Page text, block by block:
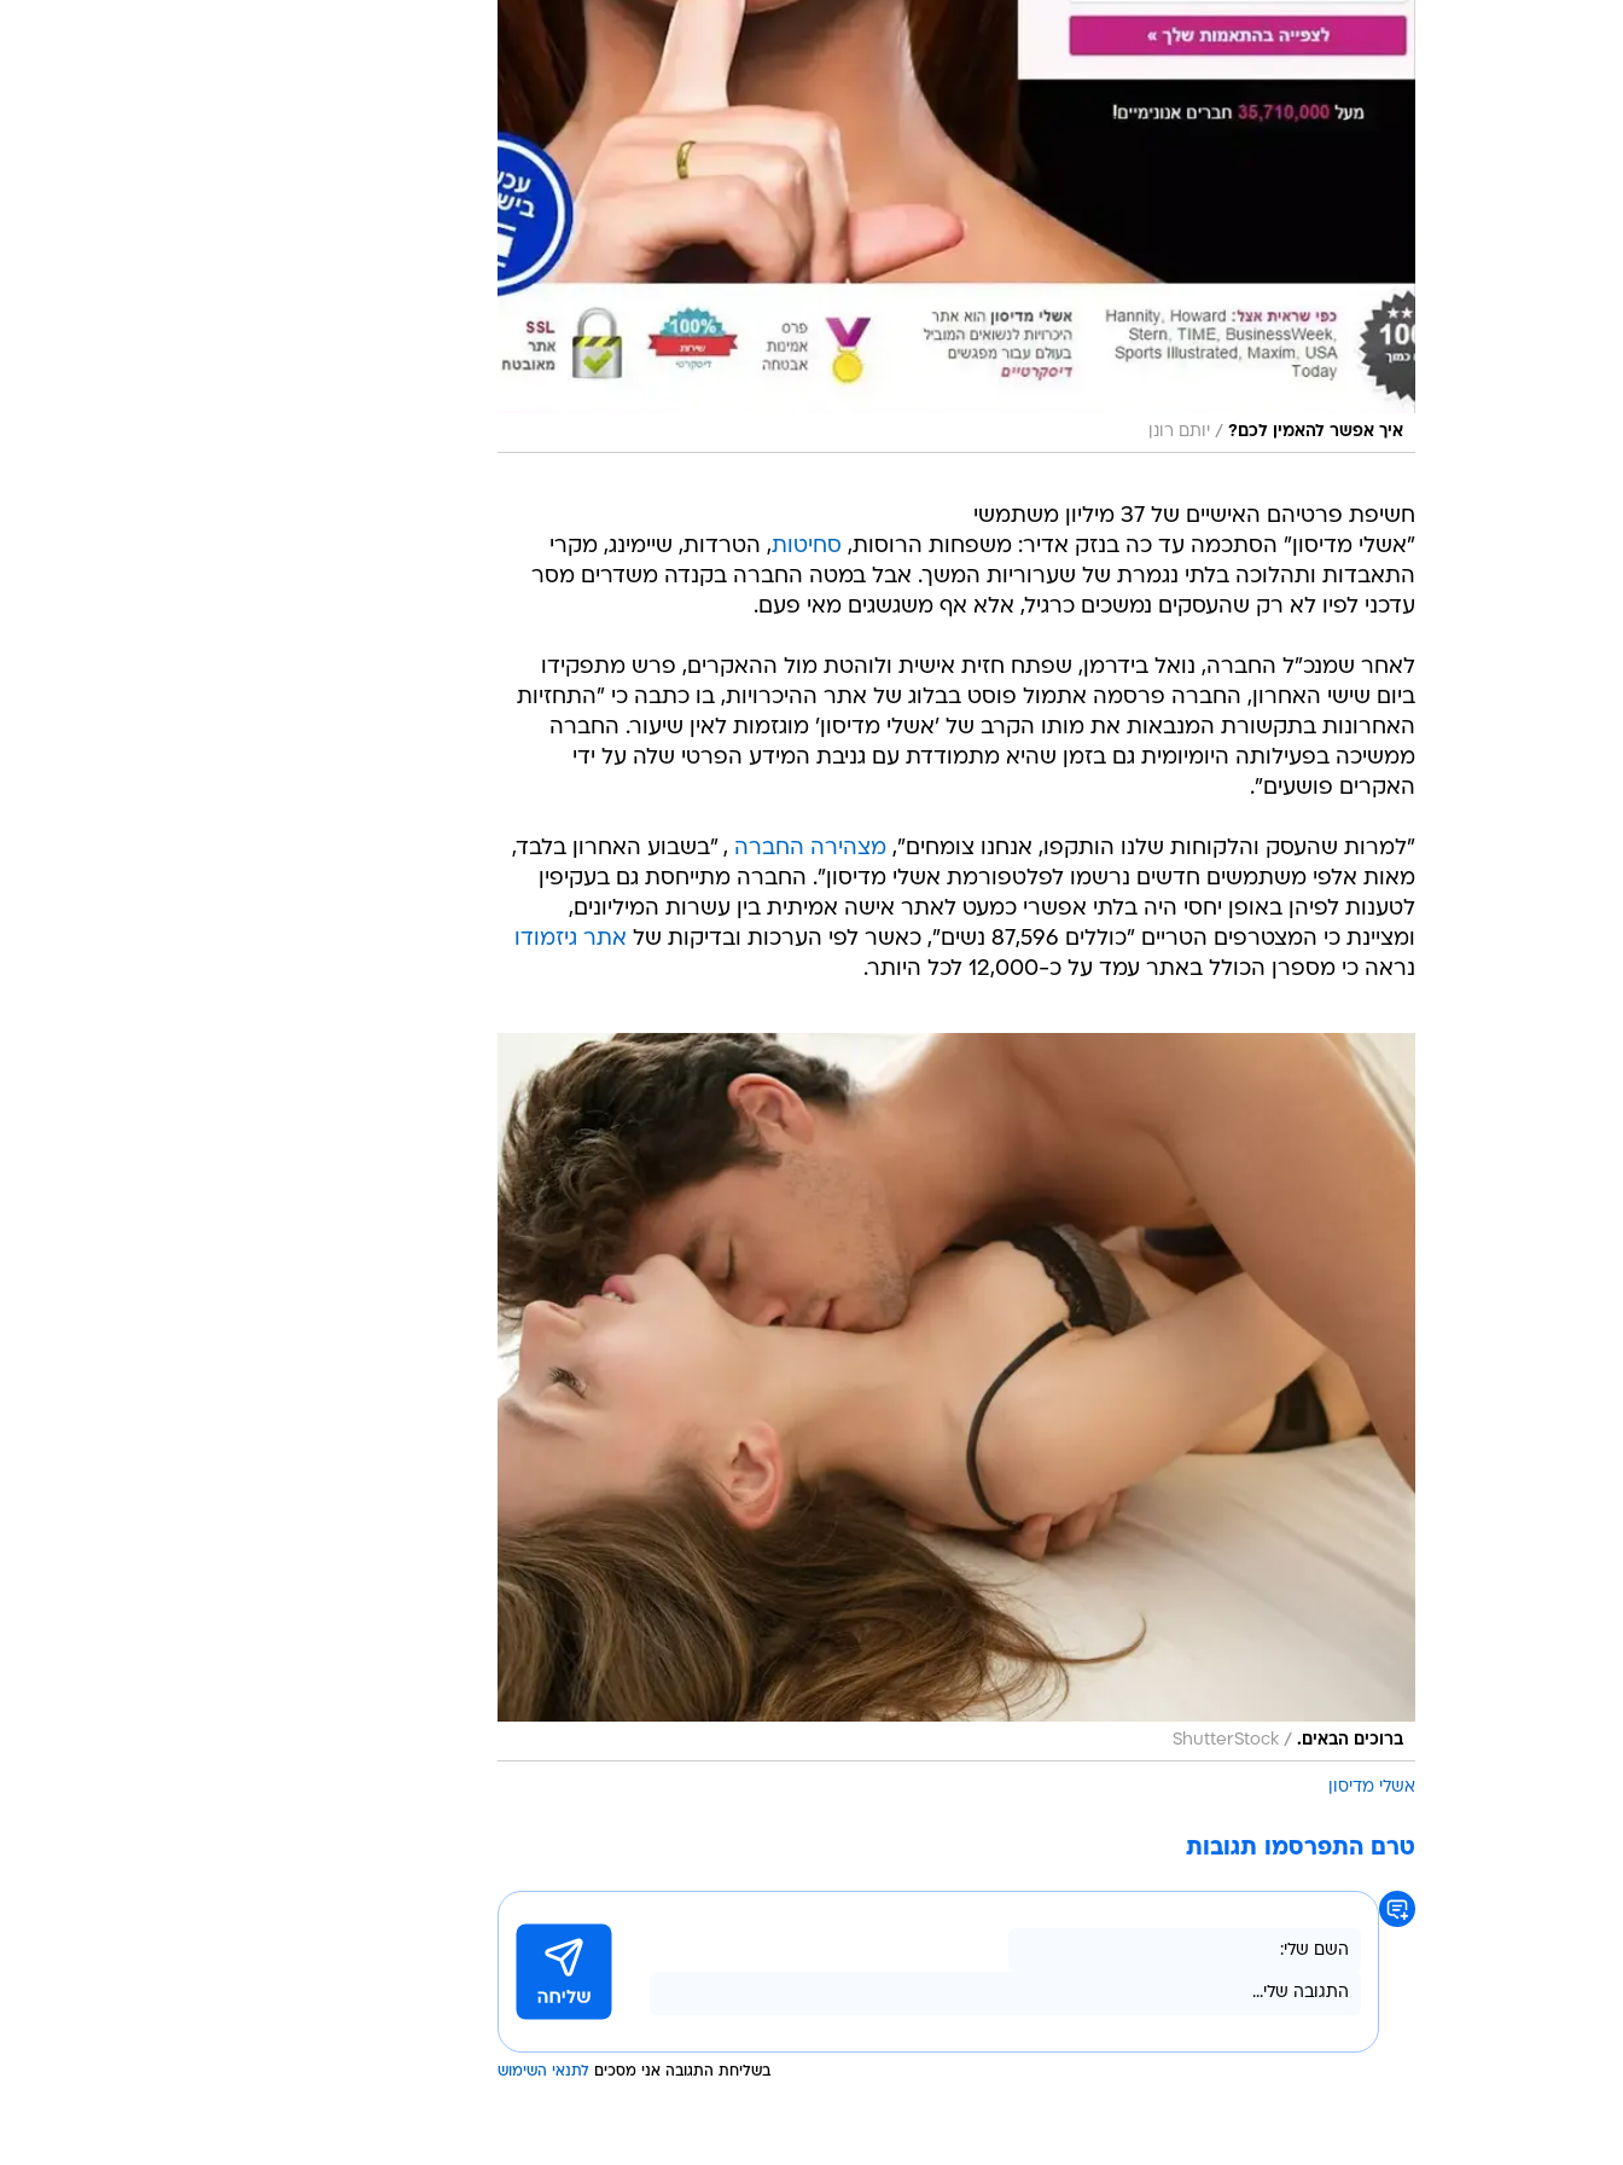
איך אפשר להאמין לכם? / יותם רונן
חשיפת פרטיהם האישיים של 37 מיליון משתמשי
"אשלי מדיסון" הסתכמה עד כה בנזק אדיר: משפחות הרוסות, סחיטות, הטרדות, שיימינג, מקרי
התאבדות ותהלוכה בלתי נגמרת של שערוריות המשך. אבל במטה החברה בקנדה משדרים מסר
עדכני לפיו לא רק שהעסקים נמשכים כרגיל, אלא אף משגשגים מאי פעם.
לאחר שמנכ"ל החברה, נואל בידרמן, שפתח חזית אישית ולוהטת מול ההאקרים, פרש מתפקידו
ביום שישי האחרון, החברה פרסמה אתמול פוסט בבלוג של אתר ההיכרויות, בו כתבה כי "התחזיות
האחרונות בתקשורת המנבאות את מותו הקרב של 'אשלי מדיסון' מוגזמות לאין שיעור. החברה
ממשיכה בפעילותה היומיומית גם בזמן שהיא מתמודדת עם גניבת המידע הפרטי שלה על ידי
האקרים פושעים".
"למרות שהעסק והלקוחות שלנו הותקפו, אנחנו צומחים", מצהירה החברה , "בשבוע האחרון בלבד,
מאות אלפי משתמשים חדשים נרשמו לפלטפורמת אשלי מדיסון". החברה מתייחסת גם בעקיפין
לטענות לפיהן באופן יחסי היה בלתי אפשרי כמעט לאתר אישה אמיתית בין עשרות המיליונים,
ומציינת כי המצטרפים הטריים "כוללים 87,596 נשים", כאשר לפי הערכות ובדיקות של
אתר גיזמודו
נראה כי מספרן הכולל באתר עמד על כ-12,000 לכל היותר.
ברוכים הבאים. /
ShutterStock
אשלי מדיסון
טרם התפרסמו תגובות
בשליחת התגובה אני מסכים לתנאי השימוש